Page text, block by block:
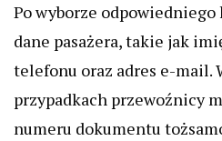
Po wyborze odpowiedniego
dane pasażera, takie jak
telefonu oraz adres e-mail.
przypadkach przewoźnicy
numeru dokumentu